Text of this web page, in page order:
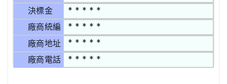
決標金 * * * * *
廠商統編 * * * * *
廠商地址 * * * * *
廠商電話 * * * * *